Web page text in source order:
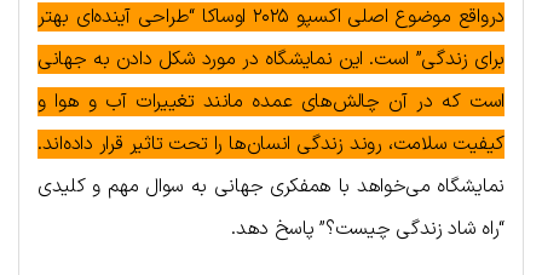
درواقع موضوع اصلی اکسپو ۲۰۲۵ اوساکا “طراحی آینده‌ای بهتر
برای زندگی” است. این نمایشگاه در مورد شکل دادن به جهانی
است که در آن چالش‌های عمده مانند تغییرات آب و هوا و
کیفیت سلامت، روند زندگی انسان‌ها را تحت تاثیر قرار داده‌اند.
نمایشگاه می‌خواهد با همفکری جهانی به سوال مهم و کلیدی
“راه شاد زندگی چیست؟” پاسخ دهد.